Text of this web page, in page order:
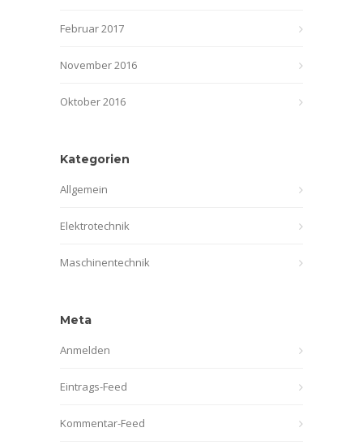
Februar 2017
November 2016
Oktober 2016
Kategorien
Allgemein
Elektrotechnik
Maschinentechnik
Meta
Anmelden
Eintrags-Feed
Kommentar-Feed